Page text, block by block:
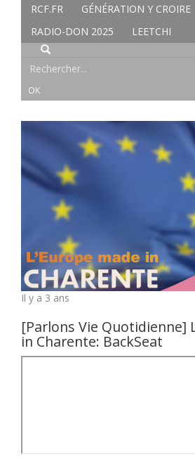
RCF.FR
GÉNÉRATION Y CROIRE
RADIO-DON 2025
LEETCHI
Il y a 3 ans
[Parlons Vie Quotidienne]
in Charente: BackSeat